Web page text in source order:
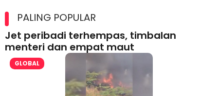
lesen separuh pertama 2026
PALING POPULAR
Jet peribadi terhempas, timbalan
menteri dan empat maut
GLOBAL